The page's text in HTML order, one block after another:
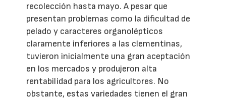
recolección hasta mayo. A pesar que
presentan problemas como la dificultad de
pelado y caracteres organolépticos
claramente inferiores a las clementinas,
tuvieron inicialmente una gran aceptación
en los mercados y produjeron alta
rentabilidad para los agricultores. No
obstante, estas variedades tienen el gran